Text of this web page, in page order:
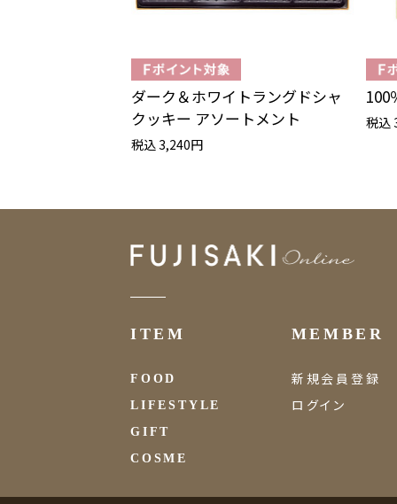
ダーク＆ホワイトラングドシャ
クッキー アソートメント
税込 3,240円
100
税込
ITEM
FOOD
LIFESTYLE
GIFT
COSME
MEMBER
新規会員登録
ログイン